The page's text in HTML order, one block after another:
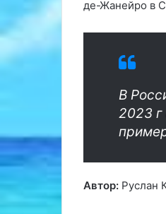
де-Жанейро в
В
2023
Автор: Руслан